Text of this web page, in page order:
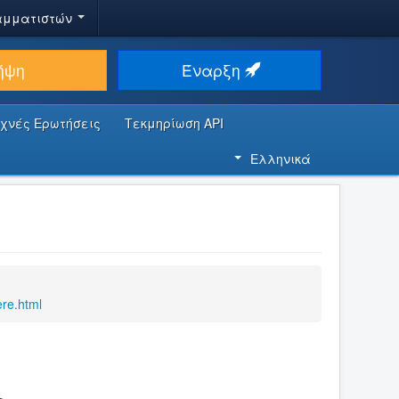
Έναρξη
Ερωτήσεις
Τεκμηρίωση API
Ελληνικά